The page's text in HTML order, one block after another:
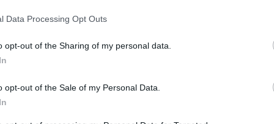
Data Processing Opt Outs
opt-out of the Sharing of my personal data.
opt-out of the Sale of my Personal Data.
į
Laidos | Žinios